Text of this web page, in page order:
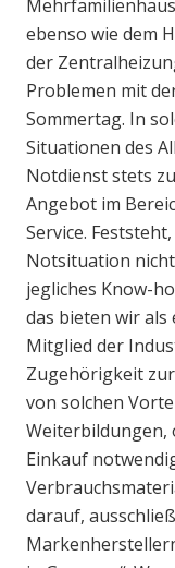
ebenso wie dem
der
Problemen mit
Sommertag. In
Situationen des
Notdienst stets
Angebot im
Service.
Notsituation
jegliches Know-
das bieten wir
Mitglied der
Zugehörigkeit
von solchen
Weiterbildungen,
Einkauf
darauf,